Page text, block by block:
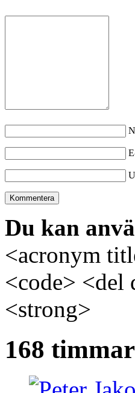
Du kan
<acronym
<code>
<strong>
168 timmar